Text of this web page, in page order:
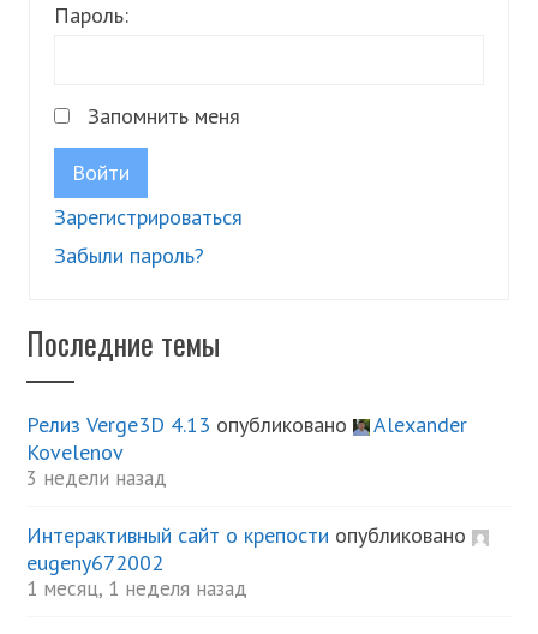
Пароль:
Запомнить меня
Войти
Зарегистрироваться
Забыли пароль?
Последние темы
Релиз Verge3D 4.13 опубликовано
Alexander
Kovelenov
3 недели назад
Интерактивный сайт о крепости опубликовано
eugeny672002
1 месяц, 1 неделя назад